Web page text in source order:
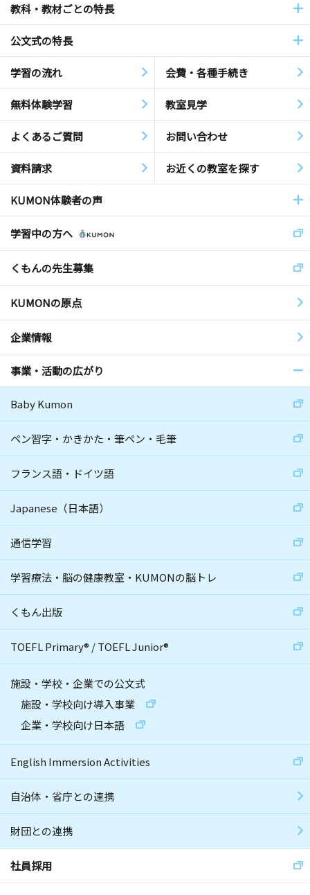
教科・教材ごとの特長
公文式の特長
学習の流れ 会費・各種手続き
無料体験学習 教室見学
よくあるご質問 お問い合わせ
資料請求 お近くの教室を探す
KUMON体験者の声
学習中の方へ
くもんの先生募集
KUMONの原点
企業情報
事業・活動の広がり
Baby Kumon
ペン習字・かきかた・筆ペン・毛筆
フランス語・ドイツ語
Japanese（日本語）
通信学習
学習療法・脳の健康教室・KUMONの脳トレ
くもん出版
TOEFL Primary® /TOEFL Junior®
施設・学校・企業での公文式
施設・学校向け導入事業
企業・学校向け日本語
English Immersion Activities
自治体・省庁との連携
財団との連携
社員採用